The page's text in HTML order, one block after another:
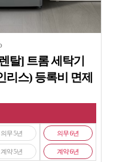
탈] 트롬 세탁기
리스) 등록비 면제
의무 5년
계약 5년
의무 6년
계약 6년